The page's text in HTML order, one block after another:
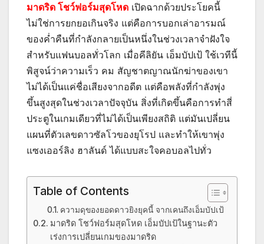
มาดริด โชว์ฟอร์มสุดโหด เปิดฉากด้วยประโยคนี้
ไม่ใช่การยกยอเกินจริง แต่คือการบอกเล่าอารมณ์
ของค่ำคืนที่กำลังกลายเป็นหนึ่งในช่วงเวลาจำฝังใจ
สำหรับแฟนบอลทั่วโลก เมื่อคีลิยัน เอ็มบัปเป้ ใช้เวทีนี้
พิสูจน์ว่าความเร็ว คม สัญชาตญาณนักฆ่าของเขา
ไม่ได้เป็นแค่ชื่อเสียงจากอดีต แต่คือพลังที่กำลังพุ่ง
ขึ้นสูงสุดในช่วงเวลาปัจจุบัน สิ่งที่เกิดขึ้นคือการทำสี่
ประตูในเกมเดียวที่ไม่ได้เป็นเพียงสถิติ แต่มันเปลี่ยน
แผนที่ตัวเลขดาวซัลโวของยุโรป และทำให้เขาพุ่ง
แซงเออร์ลิง ฮาลันด์ ได้แบบสะใจคอบอลไปทั่ว
Table of Contents
ความดุของยอดดาวยิงยุคนี้ จากเคนถึงเอ็มบัปเป้
มาดริด โชว์ฟอร์มสุดโหด เอ็มบัปเป้ในฐานะตัว
เร่งการเปลี่ยนเกมของมาดริด